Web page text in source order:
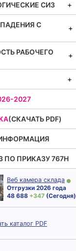
СИЗ
С
РАБОЧЕГО
2027
(СКАЧАТЬ PDF)
ПО ПРИКАЗУ 767Н
Веб камера склада
Отгрузки 2026 года
48 688 + 347 (Сегодня)
каталог PDF